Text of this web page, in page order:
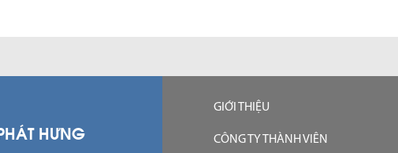
HƯNG
GIỚI THIỆU
CÔNG TY THÀNH VIÊN